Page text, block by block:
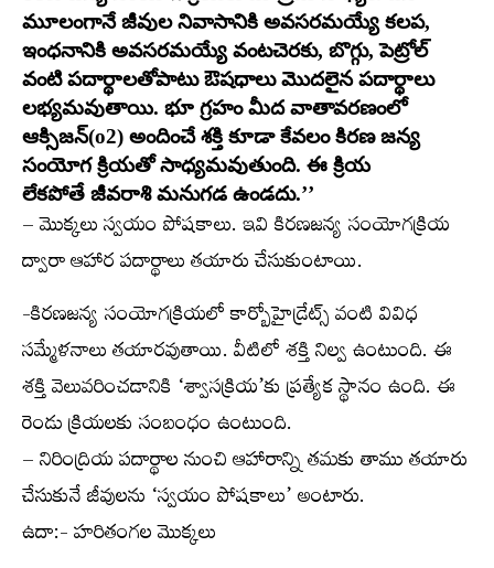
మూలంగానే జీవుల నివాసానికి అవసరమయ్యే కలప,
ఇంధనానికి అవసరమయ్యే వంటచెరకు, బొగ్గు, పెట్రోల్‌
వంటి పదార్థాలతోపాటు ఔషధాలు మొదలైన పదార్థాలు
లభ్యమవుతాయి. భూ గ్రహం మీద వాతావరణంలో
ఆక్సిజన్‌(o2) అందించే శక్తి కూడా కేవలం కిరణ జన్య
సంయోగ క్రియతో సాధ్యమవుతుంది. ఈ క్రియ
లేకపోతే జీవరాశి మనుగడ ఉండదు.’’
– మొక్కలు స్వయం పోషకాలు. ఇవి కిరణజన్య సంయోగక్రియ
ద్వారా ఆహార పదార్థాలు తయారు చేసుకుంటాయి.
-కిరణజన్య సంయోగక్రియలో కార్బోహైడ్రేట్స్​‍ వంటి వివిధ
సమ్మేళనాలు తయారవుతాయి. వీటిలో శక్తి నిల్వ ఉంటుంది. ఈ
శక్తి వెలువరించడానికి ‘శ్వాసక్రియ’కు ప్రత్యేక స్థానం ఉంది. ఈ
రెండు క్రియలకు సంబంధం ఉంటుంది.
– నిరింద్రియ పదార్థాల నుంచి ఆహారాన్ని తమకు తాము తయారు
చేసుకునే జీవులను ‘స్వయం పోషకాలు’ అంటారు.
ఉదా:- హరితంగల మొక్కలు